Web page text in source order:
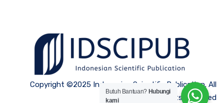
Copyright ©2025 Indonesian Scientific Publication. All
Rights Reserved
Butuh Bantuan? Hubungi
kami